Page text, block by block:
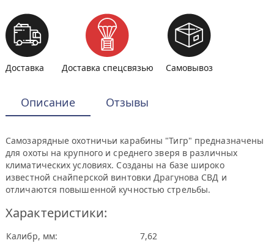
Доставка Доставка спецсвязью Самовывоз
Описание Отзывы
Самозарядные охотничьи карабины "Тигр" предназначены
для охоты на крупного и среднего зверя в различных
климатических условиях. Созданы на базе широко
известной снайперской винтовки Драгунова СВД и
отличаются повышенной кучностью стрельбы.
Характеристики:
Калибр, мм:
7,62